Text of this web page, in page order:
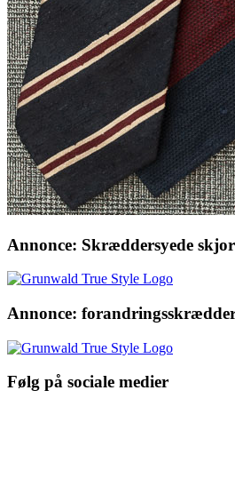
Annonce: Skræddersyede
Annonce:
Følg på sociale medier